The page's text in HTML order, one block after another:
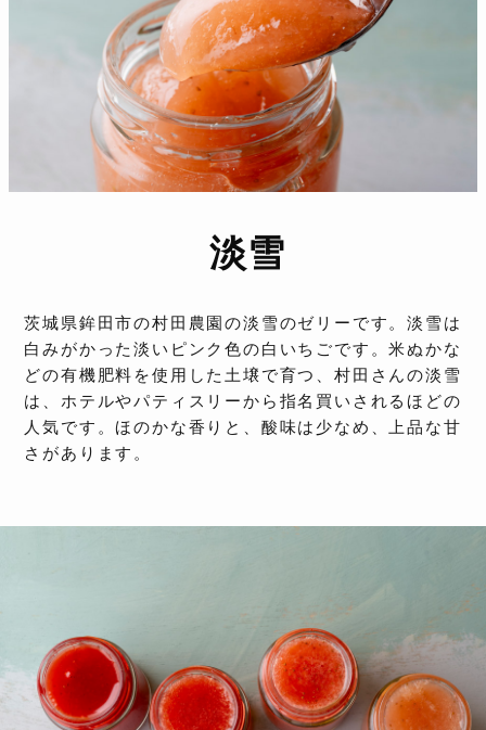
淡雪
茨城県鉾田市の村田農園の淡雪のゼリーです。淡雪は
白みがかった淡いピンク色の白いちごです。米ぬかな
どの有機肥料を使用した土壌で育つ、村田さんの淡雪
は、ホテルやパティスリーから指名買いされるほどの
人気です。ほのかな香りと、酸味は少なめ、上品な甘
さがあります。